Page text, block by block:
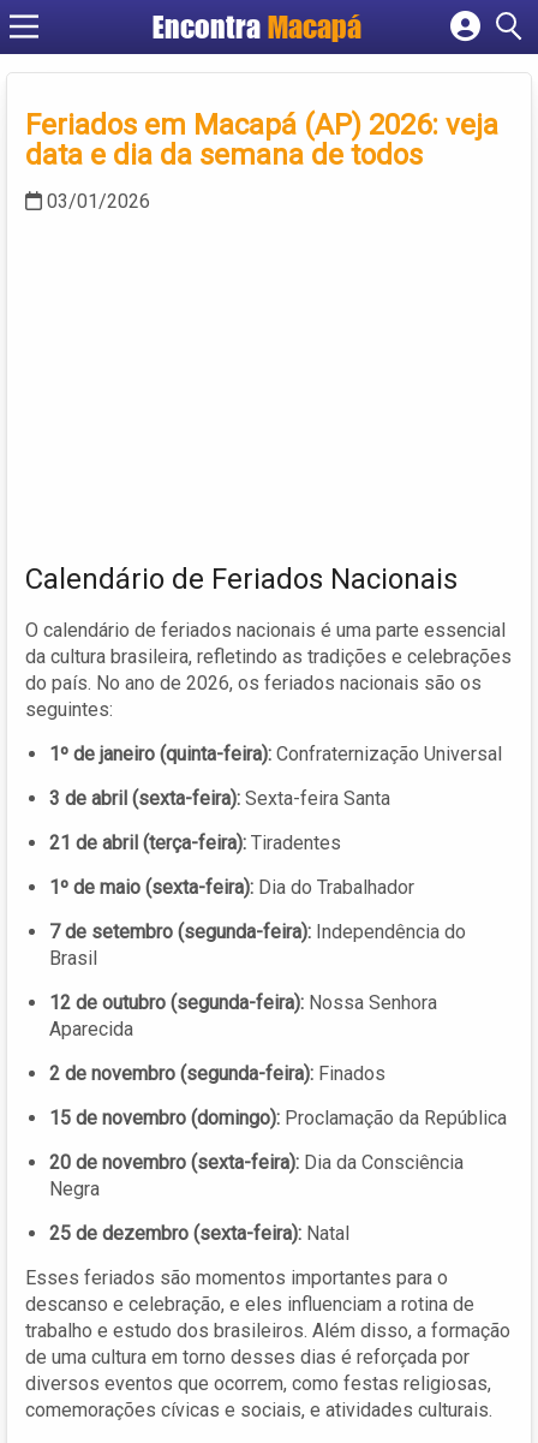
EncontraMacapá
Cadastrar empresa
Criar conta
Feriados em Macapá (AP) 2026: veja
data e dia da semana de todos
03/01/2026
Calendário de Feriados Nacionais
O calendário de feriados nacionais é uma parte essencial
da cultura brasileira, refletindo as tradições e celebrações
do país. No ano de 2026, os feriados nacionais são os
seguintes:
1º de janeiro (quinta-feira): Confraternização Universal
3 de abril (sexta-feira): Sexta-feira Santa
21 de abril (terça-feira): Tiradentes
1º de maio (sexta-feira): Dia do Trabalhador
7 de setembro (segunda-feira): Independência do
Brasil
12 de outubro (segunda-feira): Nossa Senhora
Aparecida
2 de novembro (segunda-feira): Finados
15 de novembro (domingo): Proclamação da República
20 de novembro (sexta-feira): Dia da Consciência
Negra
25 de dezembro (sexta-feira): Natal
Esses feriados são momentos importantes para o
descanso e celebração, e eles influenciam a rotina de
trabalho e estudo dos brasileiros. Além disso, a formação
de uma cultura em torno desses dias é reforçada por
diversos eventos que ocorrem, como festas religiosas,
comemorações cívicas e sociais, e atividades culturais.